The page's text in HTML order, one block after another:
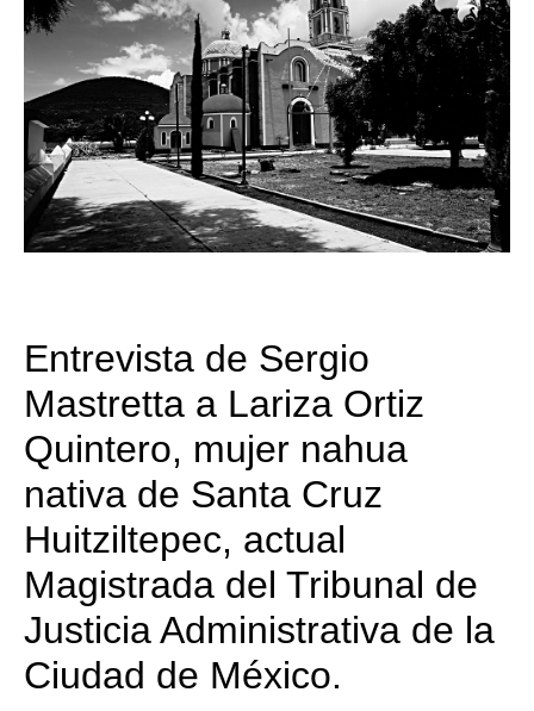
Entrevista de Sergio
Mastretta a Lariza Ortiz
Quintero, mujer nahua
nativa de Santa Cruz
Huitziltepec, actual
Magistrada del Tribunal de
Justicia Administrativa de la
Ciudad de México.